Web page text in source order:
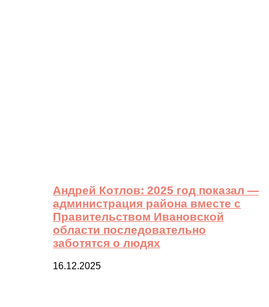
Андрей Котлов: 2025 год показал —
администрация района вместе с
Правительством Ивановской
области последовательно
заботятся о людях
16.12.2025